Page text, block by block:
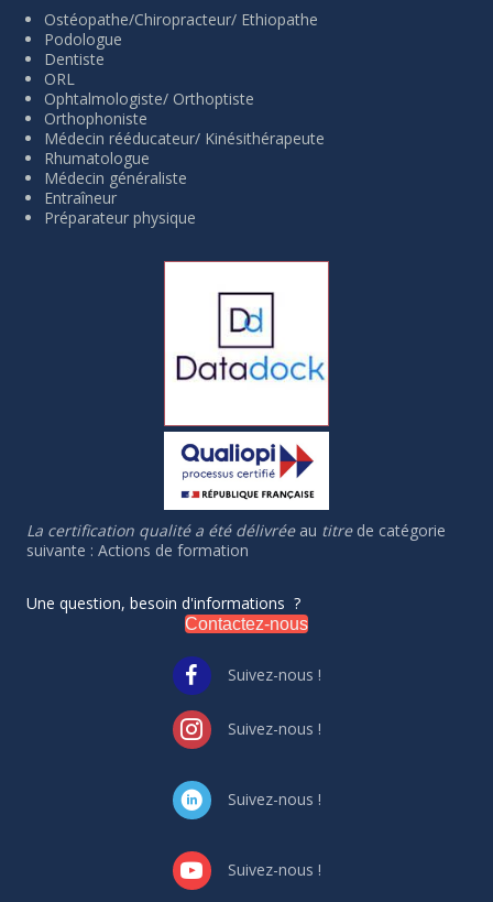
Ostéopathe/Chiropracteur/ Ethiopathe
Podologue
Dentiste
ORL
Ophtalmologiste/ Orthoptiste
Orthophoniste
Médecin rééducateur/ Kinésithérapeute
Rhumatologue
Médecin généraliste
Entraîneur
Préparateur physique
La certification qualité a été délivréeau titrede catégorie
suivante : Actions de formation
Une question, besoin d'informations ?
Contactez-nous
Suivez-nous !
Suivez-nous !
Suivez-nous !
Suivez-nous !